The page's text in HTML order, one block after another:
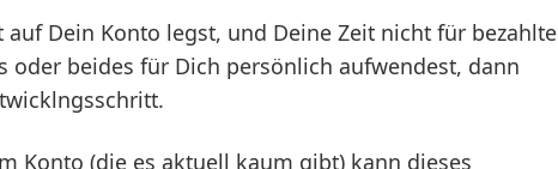
auf Dein Konto legst, und Deine Zeit nicht für bezahlte
oder beides für Dich persönlich aufwendest, dann
Konto (die es aktuell kaum gibt) kann dieses